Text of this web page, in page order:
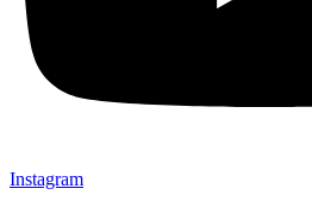
Instagram